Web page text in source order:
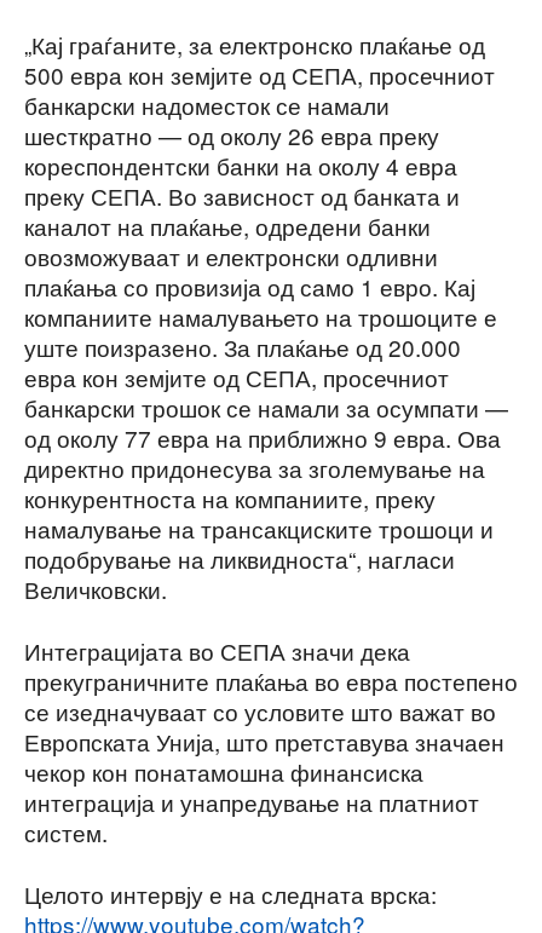
„Кај граѓаните, за електронско плаќање од
500 евра кон земјите од СЕПА, просечниот
банкарски надоместок се намали
шесткратно — од околу 26 евра преку
кореспондентски банки на околу 4 евра
преку СЕПА. Во зависност од банката и
каналот на плаќање, одредени банки
овозможуваат и електронски одливни
плаќања со провизија од само 1 евро. Кај
компаниите намалувањето на трошоците е
уште поизразено. За плаќање од 20.000
евра кон земјите од СЕПА, просечниот
банкарски трошок се намали за осумпати —
од околу 77 евра на приближно 9 евра. Ова
директно придонесува за зголемување на
конкурентноста на компаниите, преку
намалување на трансакциските трошоци и
подобрување на ликвидноста“, нагласи
Величковски.
Интеграцијата во СЕПА значи дека
прекуграничните плаќања во евра постепено
се изедначуваат со условите што важат во
Европската Унија, што претставува значаен
чекор кон понатамошна финансиска
интеграција и унапредување на платниот
систем.
Целото интервју е на следната врска:
https://www.youtube.com/watch?